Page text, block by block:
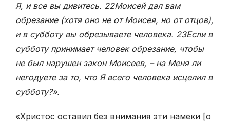
Я, и все вы дивитесь. 22Моисей дал вам
обрезание (хотя оно не от Моисея, но от отцов),
и в субботу вы обрезываете человека. 23Если в
субботу принимает человек обрезание, чтобы
не был нарушен закон Моисеев, – на Меня ли
негодуете за то, что Я всего человека исцелил в
субботу?».
«Христос оставил без внимания эти намеки [о